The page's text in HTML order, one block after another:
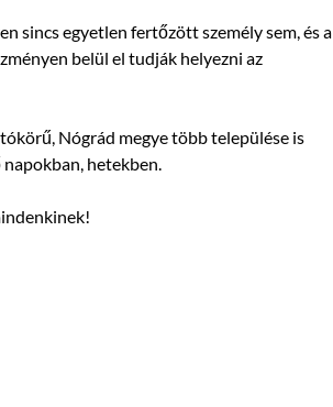
sincs egyetlen fertőzött személy sem, és a
belül el tudják helyezni az
Nógrád megye több települése is
hetekben.